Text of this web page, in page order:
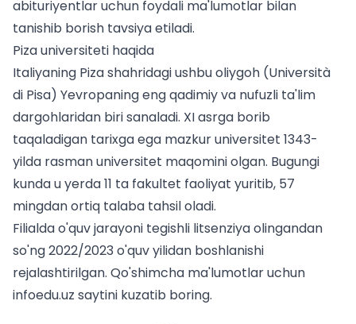
abituriyentlar uchun foydali ma'lumotlar bilan
tanishib borish tavsiya etiladi.
Piza universiteti haqida
Italiyaning Piza shahridagi ushbu oliygoh (Università
di Pisa) Yevropaning eng qadimiy va nufuzli ta'lim
dargohlaridan biri sanaladi. XI asrga borib
taqaladigan tarixga ega mazkur universitet 1343-
yilda rasman universitet maqomini olgan. Bugungi
kunda u yerda 11 ta fakultet faoliyat yuritib, 57
mingdan ortiq talaba tahsil oladi.
Filialda o'quv jarayoni tegishli litsenziya olingandan
so'ng 2022/2023 o'quv yilidan boshlanishi
rejalashtirilgan. Qo'shimcha ma'lumotlar uchun
infoedu.uz saytini kuzatib boring.